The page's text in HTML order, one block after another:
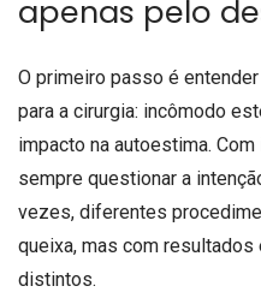
apenas pelo
O primeiro passo é
para a cirurgia: incômodo
impacto na autoestima.
sempre questionar a
vezes, diferentes
queixa, mas com
distintos.